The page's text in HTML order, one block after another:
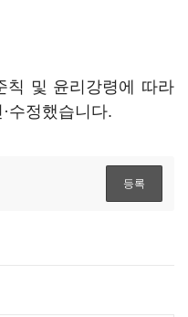
칙 및 윤리강령에 따라
수정했습니다.